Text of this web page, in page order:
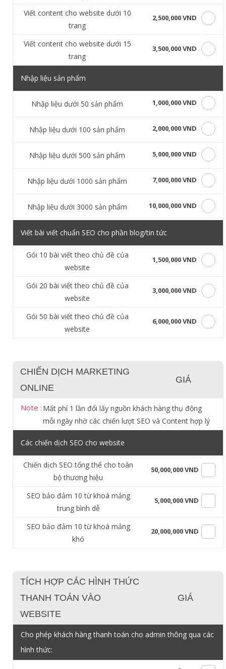
Viết content cho website dưới 10
trang
2,500,000 VND
Viết content cho website dưới 15
trang
3,500,000 VND
Nhập liệu sản phẩm
Nhập liệu dưới 50 sản phẩm 1,000,000 VND
Nhập liệu dưới 100 sản phẩm 2,000,000 VND
Nhập liệu dưới 500 sản phẩm 5,000,000 VND
Nhập liệu dưới 1000 sản phẩm 7,000,000 VND
Nhập liệu dưới 3000 sản phẩm 10,000,000 VND
Viết bài viết chuẩn SEO cho phần blog/tin tức
Gói 10 bài viết theo chủ đề của
website
1,500,000 VND
Gói 20 bài viết theo chủ đề của
website
3,000,000 VND
Gói 50 bài viết theo chủ đề của
website
6,000,000 VND
CHIẾN DỊCH MARKETING
ONLINE
GIÁ
Note : Mất phí 1 lần đổi lấy nguồn khách hàng thụ động
mỗi ngày nhờ các chiến lượt SEO và Content hợp lý
Các chiến dịch SEO cho website
Chiến dịch SEO tổng thể cho toàn
bộ thương hiệu
50,000,000 VND
SEO bảo đảm 10 từ khoá mảng
trung bình dễ
5,000,000 VND
SEO bảo đảm 10 từ khoá mảng
khó
20,000,000 VND
TÍCH HỢP CÁC HÌNH THỨC
THANH TOÁN VÀO
WEBSITE
GIÁ
Cho phép khách hàng thanh toán cho admin thông qua các
hình thức: